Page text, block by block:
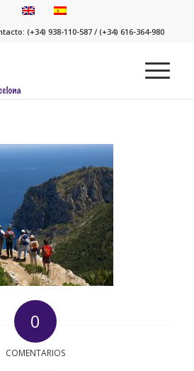
(+34) 938-110-587 / (+34) 616-364-980
0
COMENTARIOS